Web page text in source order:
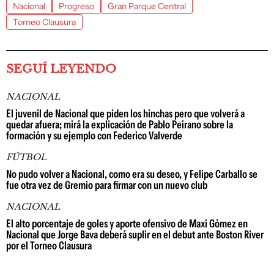
Nacional Progreso
Gran Parque Central
Torneo Clausura
SEGUÍ LEYENDO
NACIONAL
El juvenil de Nacional que piden los hinchas pero que volverá a
quedar afuera; mirá la explicación de Pablo Peirano sobre la
formación y su ejemplo con Federico Valverde
FÚTBOL
No pudo volver a Nacional, como era su deseo, y Felipe Carballo se
fue otra vez de Gremio para firmar con un nuevo club
NACIONAL
El alto porcentaje de goles y aporte ofensivo de Maxi Gómez en
Nacional que Jorge Bava deberá suplir en el debut ante Boston River
por el Torneo Clausura